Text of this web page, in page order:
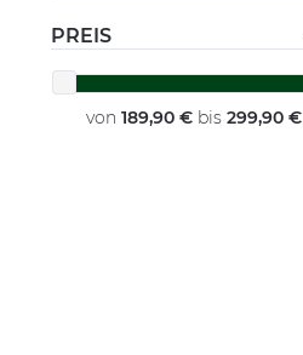
gefüttert
Lammfell
Leder und Synthetik
PREIS
von 189,90 € bis 299,90 €